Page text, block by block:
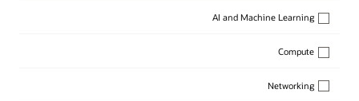
AI and Machine Learning
Compute
Networking